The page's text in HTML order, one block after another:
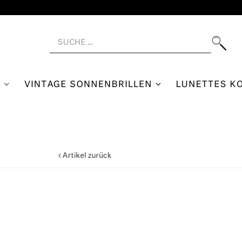
VINTAGE SONNENBRILLEN LUNETTES
Artikel zurück